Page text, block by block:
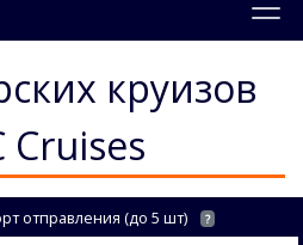
круизов
Cruises
отправления (до 5 шт) ?